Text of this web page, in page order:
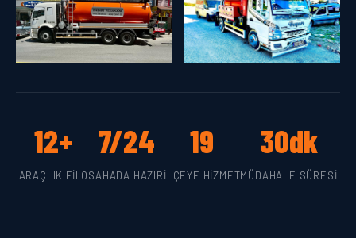
12+
ARAÇLIK FILO
7/24
SAHADA HAZIR
19
İLÇEYE HIZMET
30dk
MÜDAHALE SÜRESI